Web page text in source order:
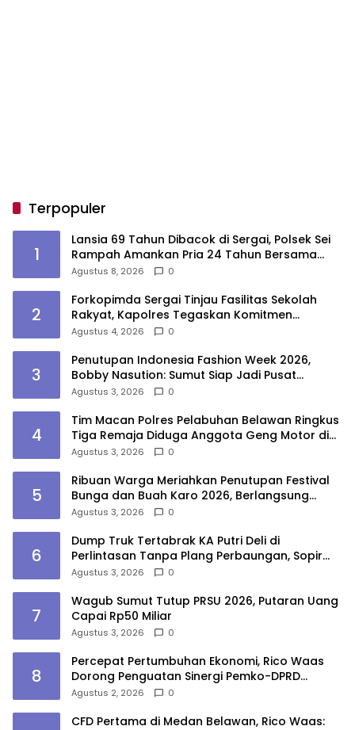
Terpopuler
1
Lansia 69 Tahun Dibacok di Sergai, Polsek Sei
Rampah Amankan Pria 24 Tahun Bersama
Parang
Agustus 8, 2026 0
2
Forkopimda Sergai Tinjau Fasilitas Sekolah
Rakyat, Kapolres Tegaskan Komitmen
Ciptakan Lingkungan Belajar Aman dan
Agustus 4, 2026 0
3
Penutupan Indonesia Fashion Week 2026,
Bobby Nasution: Sumut Siap Jadi Pusat
Fashion Indonesia Lewat Wastra
Agustus 3, 2026 0
4
Tim Macan Polres Pelabuhan Belawan Ringkus
Tiga Remaja Diduga Anggota Geng Motor di
Marelan
Agustus 3, 2026 0
5
Ribuan Warga Meriahkan Penutupan Festival
Bunga dan Buah Karo 2026, Berlangsung
Aman di Bawah Pengamanan Gabungan
Agustus 3, 2026 0
6
Dump Truk Tertabrak KA Putri Deli di
Perlintasan Tanpa Plang Perbaungan, Sopir
Tewas
Agustus 3, 2026 0
7
Wagub Sumut Tutup PRSU 2026, Putaran Uang
Capai Rp50 Miliar
Agustus 3, 2026 0
8
Percepat Pertumbuhan Ekonomi, Rico Waas
Dorong Penguatan Sinergi Pemko-DPRD
Medan
Agustus 2, 2026 0
CFD Pertama di Medan Belawan, Rico Waas: